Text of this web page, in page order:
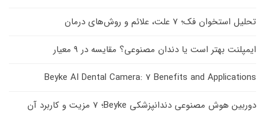
تحلیل استخوان فک؛ 7 علت، علائم و روش‌های درمان
ایمپلنت بهتر است یا دندان مصنوعی؟ مقایسه در 9 معیار
Beyke AI Dental Camera: 7 Benefits and Applications
دوربین هوش مصنوعی دندانپزشکی Beyke؛ 7 مزیت و کاربرد آن